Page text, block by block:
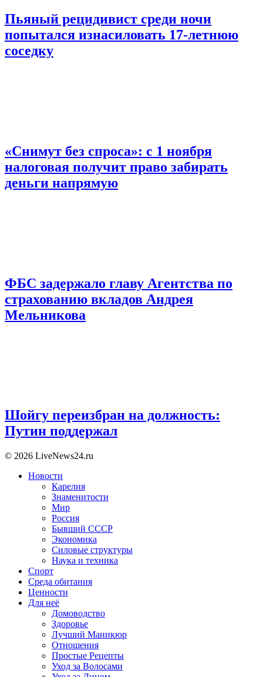
Пьяный рецидивист среди ночи
попытался изнасиловать 17-летнюю
соседку
«Снимут без спроса»: с 1 ноября
налоговая получит право забирать
деньги напрямую
ФБС задержало главу Агентства по
страхованию вкладов Андрея
Мельникова
Шойгу переизбран на должность:
Путин поддержал
© 2026 LiveNews24.ru
Новости
Карелия
Знаменитости
Мир
Россия
Бывший СССР
Экономика
Силовые структуры
Наука и техника
Спорт
Среда обитания
Ценности
Для неё
Домоводство
Здоровье
Лучший Маникюр
Отношения
Простые Рецепты
Уход за Волосами